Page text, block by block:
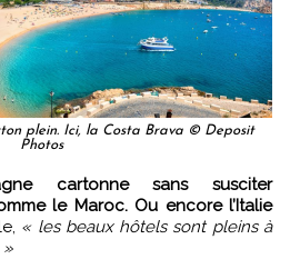
plein. Ici, la Costa Brava © Deposit
Photos
cartonne sans susciter
le Maroc. Ou encore l’Italie
« les beaux hôtels sont pleins à
»